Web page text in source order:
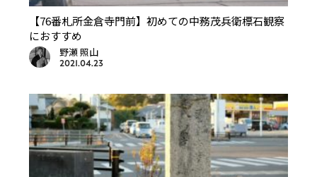
【76番札所金倉寺門前】初めての中務茂兵衛標石観察
におすすめ
野瀬 照山
2021.04.23